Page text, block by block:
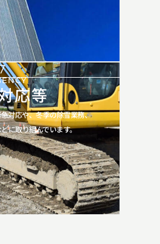
応等
対応や、冬季の除雪業務、
に取り組んでいます。